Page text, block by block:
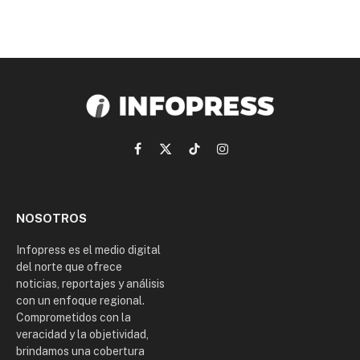
Facebook
X
TikTokInstagram
NOSOTROS
Infopress es el medio digital
del norte que ofrece
noticias, reportajes y análisis
con un enfoque regional.
Comprometidos con la
veracidad y la objetividad,
brindamos una cobertura